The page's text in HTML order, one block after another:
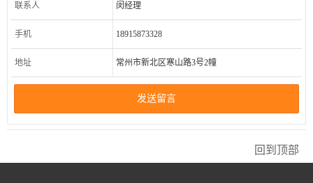
联系人 闵经理
手机 18915873328
地址 常州市新北区寒山路3号2幢
发送留言
回到顶部